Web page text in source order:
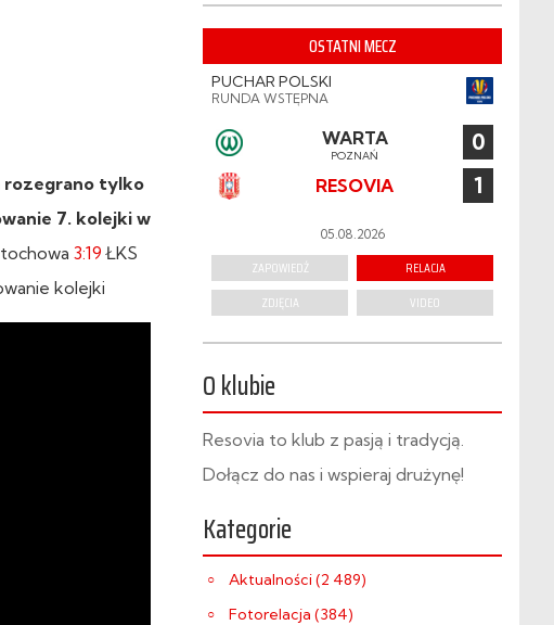
rozegrano tylko
7. kolejki w
3:19 ŁKS
kolejki
OSTATNI MECZ
PUCHAR POLSKI
RUNDA WSTĘPNA
WARTA
POZNAŃ 0
RESOVIA 1
05.08.2026
ZAPOWIEDŹ
RELACJA
ZDJĘCIA
VIDEO
O klubie
Resovia to klub z pasją i tradycją.
Dołącz do nas i wspieraj drużynę!
Kategorie
Aktualności (2 489)
Fotorelacja (384)